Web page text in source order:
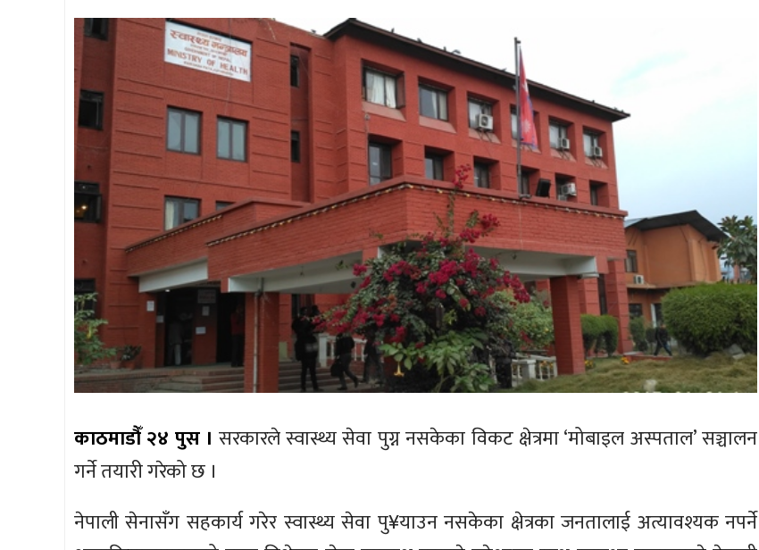
काठमाडौँ २४ पुस । सरकारले स्वास्थ्य सेवा पुग्न नसकेका विकट क्षेत्रमा ‘मोबाइल अस्पताल’ सञ्चालन
गर्ने तयारी गरेको छ ।
नेपाली सेनासँग सहकार्य गरेर स्वास्थ्य सेवा पु¥याउन नसकेका क्षेत्रका जनतालाई अत्यावश्यक नपर्ने